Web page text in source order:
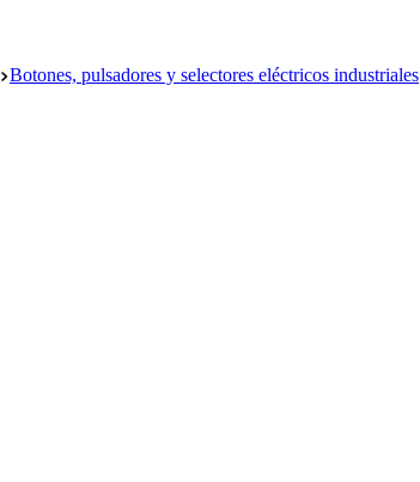
Botones, pulsadores y selectores eléctricos industriales